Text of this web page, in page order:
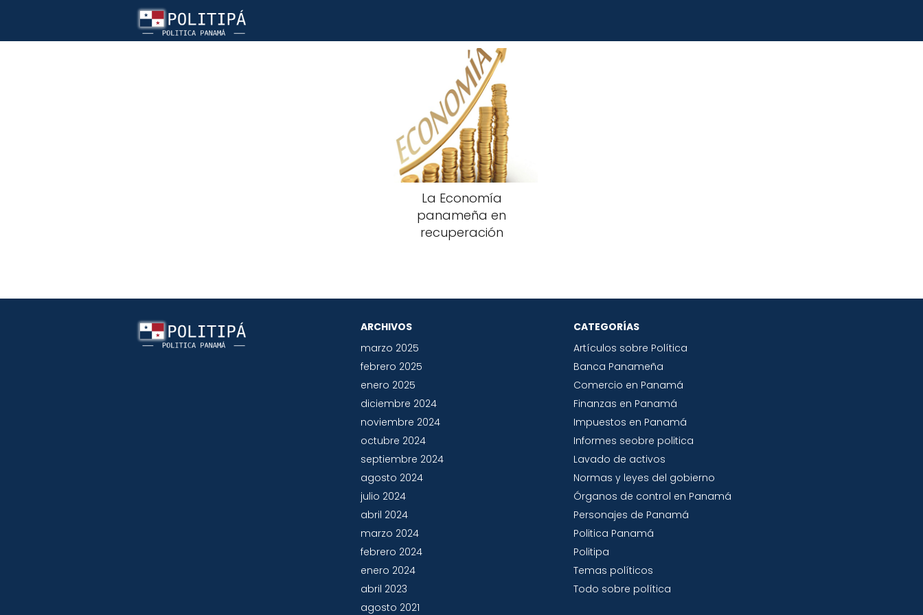
La Economía
panameña en
recuperación
ARCHIVOS
marzo 2025
febrero 2025
enero 2025
diciembre 2024
noviembre 2024
octubre 2024
septiembre 2024
agosto 2024
julio 2024
abril 2024
marzo 2024
febrero 2024
enero 2024
abril 2023
agosto 2021
CATEGORÍAS
Artículos sobre Política
Banca Panameña
Comercio en Panamá
Finanzas en Panamá
Impuestos en Panamá
Informes seobre politica
Lavado de activos
Normas y leyes del gobierno
Órganos de control en Panamá
Personajes de Panamá
Politica Panamá
Politipa
Temas políticos
Todo sobre política